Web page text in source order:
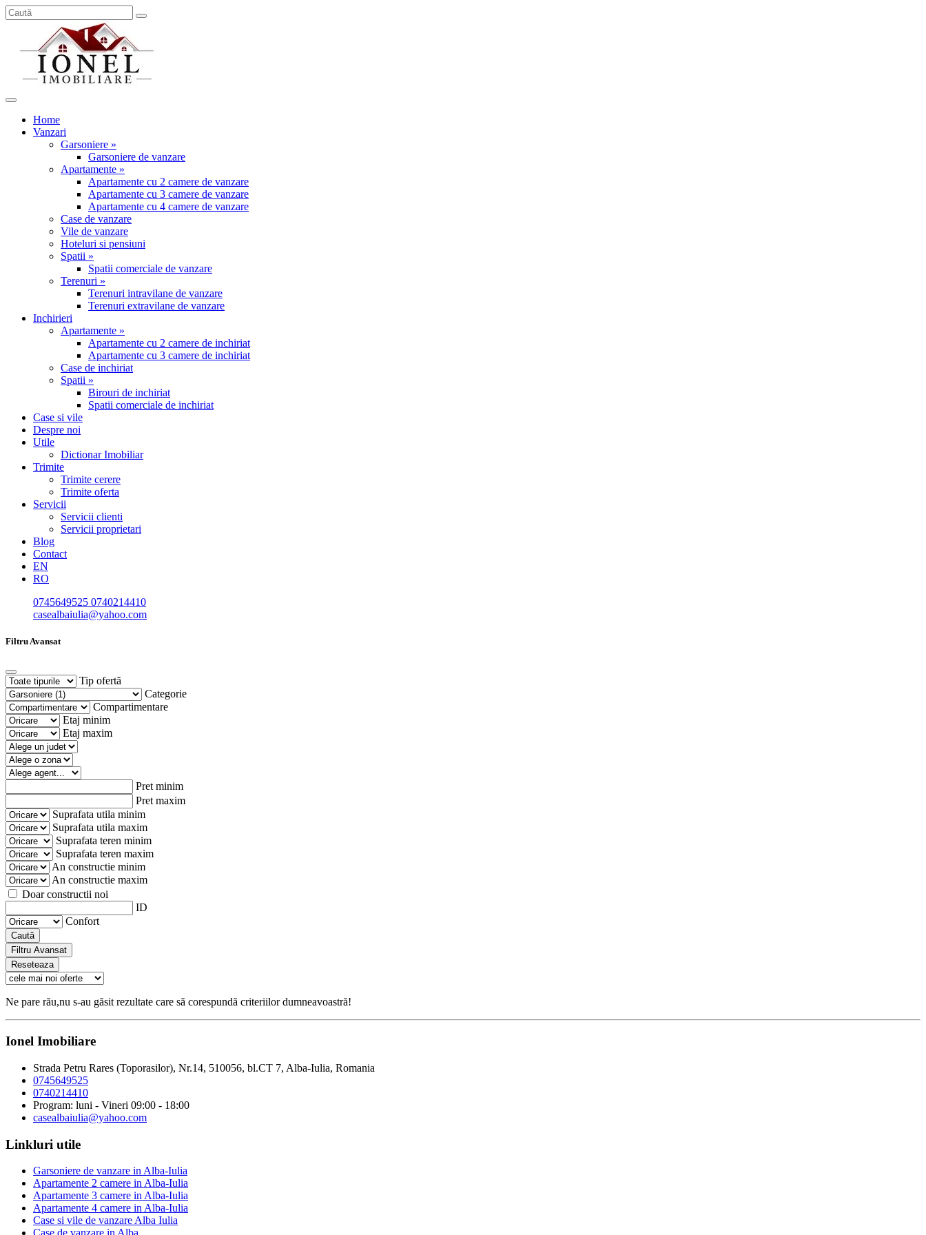
Home
Vanzari
Garsoniere »
Garsoniere de vanzare
Apartamente »
Apartamente cu 2 camere de vanzare
Apartamente cu 3 camere de vanzare
Apartamente cu 4 camere de vanzare
Case de vanzare
Vile de vanzare
Hoteluri si pensiuni
Spatii »
Spatii comerciale de vanzare
Terenuri »
Terenuri intravilane de vanzare
Terenuri extravilane de vanzare
Inchirieri
Apartamente »
Apartamente cu 2 camere de inchiriat
Apartamente cu 3 camere de inchiriat
Case de inchiriat
Spatii »
Birouri de inchiriat
Spatii comerciale de inchiriat
Case si vile
Despre noi
Utile
Dictionar Imobiliar
Trimite
Trimite cerere
Trimite oferta
Servicii
Servicii clienti
Servicii proprietari
Blog
Contact
EN
RO
0745649525 0740214410
casealbaiulia@yahoo.com
Filtru Avansat
Tip ofertă
Categorie
Compartimentare
Etaj minim
Etaj maxim
Pret minim
Pret maxim
Suprafata utila minim
Suprafata utila maxim
Suprafata teren minim
Suprafata teren maxim
An constructie minim
An constructie maxim
Doar constructii noi
ID
Confort
Caută
Filtru Avansat
Reseteaza
Ne pare rău,nu s-au găsit rezultate care să corespundă criteriilor dumneavoastră!
Ionel Imobiliare
Strada Petru Rares (Toporasilor), Nr.14, 510056, bl.CT 7, Alba-Iulia, Romania
0745649525
0740214410
Program: luni - Vineri 09:00 - 18:00
casealbaiulia@yahoo.com
Linkluri utile
Garsoniere de vanzare in Alba-Iulia
Apartamente 2 camere in Alba-Iulia
Apartamente 3 camere in Alba-Iulia
Apartamente 4 camere in Alba-Iulia
Case si vile de vanzare Alba Iulia